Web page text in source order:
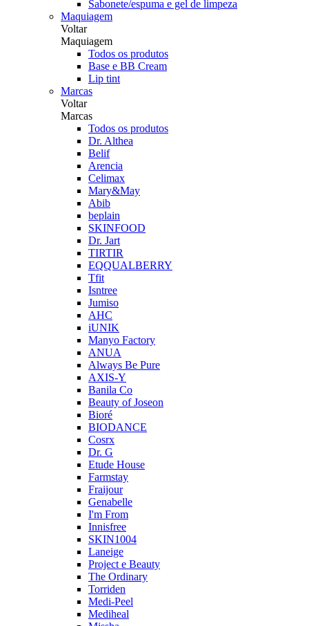
Sabonete/espuma e gel de limpeza
Maquiagem
Voltar
Maquiagem
Todos os produtos
Base e BB Cream
Lip tint
Marcas
Voltar
Marcas
Todos os produtos
Dr. Althea
Belif
Arencia
Celimax
Mary&May
Abib
beplain
SKINFOOD
Dr. Jart
TIRTIR
EQQUALBERRY
Tfit
Isntree
Jumiso
AHC
iUNIK
Manyo Factory
ANUA
Always Be Pure
AXIS-Y
Banila Co
Beauty of Joseon
Bioré
BIODANCE
Cosrx
Dr. G
Etude House
Farmstay
Fraijour
Genabelle
I'm From
Innisfree
SKIN1004
Laneige
Project e Beauty
The Ordinary
Torriden
Medi-Peel
Mediheal